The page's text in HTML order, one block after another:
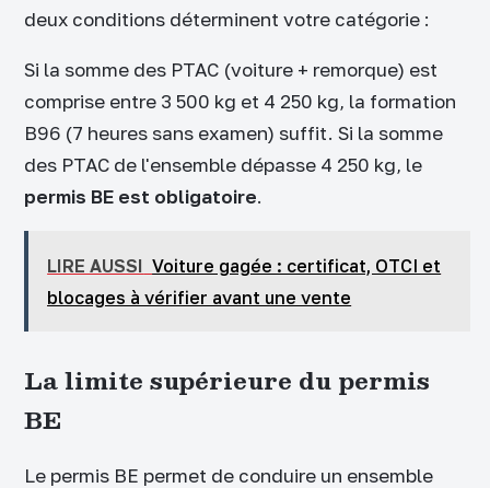
deux conditions déterminent votre catégorie :
Si la somme des PTAC (voiture + remorque) est
comprise entre 3 500 kg et 4 250 kg, la formation
B96 (7 heures sans examen) suffit. Si la somme
des PTAC de l'ensemble dépasse 4 250 kg, le
permis BE est obligatoire.
LIRE AUSSI Voiture gagée : certificat, OTCI et
blocages à vérifier avant une vente
La limite supérieure du permis
BE
Le permis BE permet de conduire un ensemble